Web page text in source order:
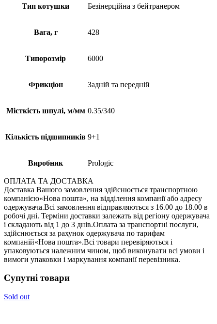
Тип котушки Безінерційна з бейтранером
Вага, г 428
Типорозмір 6000
Фрикціон Задній та передній
Місткість шпулі, м/мм 0.35/340
Кількість підшипників 9+1
Виробник Prologic
ОПЛАТА ТА ДОСТАВКА
Доставка Вашого замовлення здійснюється транспортною
компанією«Нова пошта», на відділення компанії або адресу
одержувача.Всі замовлення відправляються з 16.00 до 18.00 в
робочі дні. Терміни доставки залежать від регіону одержувача
і складають від 1 до 3 днів.Оплата за транспортні послуги,
здійснюється за рахунок одержувача по тарифам
компаній«Нова пошта».Всі товари перевіряються і
упаковуються належним чином, щоб виконувати всі умови і
вимоги упаковки і маркування компанії перевізника.
Супутні товари
Sold out